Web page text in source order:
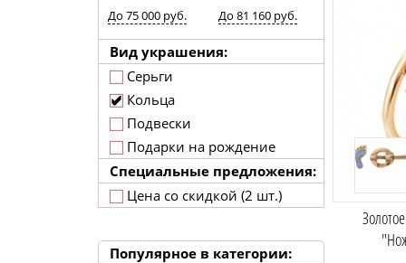
До 75 000 руб.
До 81 160 руб.
Вид украшения:
Серьги
Кольца
Подвески
Подарки на рождение
Специальные предложения:
Цена со скидкой (2 шт.)
Популярное в категории: